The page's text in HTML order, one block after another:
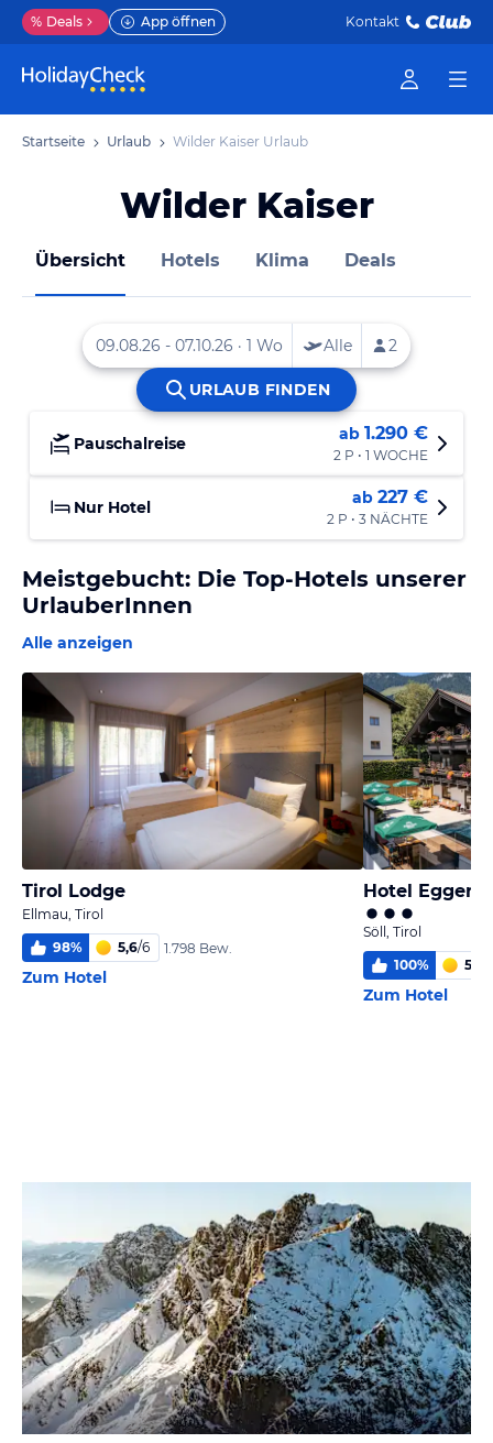
% Deals App öffnen Kontakt
Startseite Urlaub Wilder Kaiser Urlaub
Wilder Kaiser
Übersicht Hotels Klima Deals
Pauschalreise ab 1.290 €
2 P • 1 WOCHE
Nur Hotel ab 227 €
2 P • 3 NÄCHTE
Meistgebucht: Die Top-Hotels unserer
UrlauberInnen
Alle anzeigen
Tirol Lodge
Ellmau, Tirol
98% 5,6/6 1.798 Bew.
Zum Hotel
Hotel
Söll, Tirol
100% 5,8
Zum Hotel